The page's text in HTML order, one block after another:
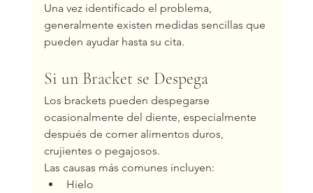
Una vez identificado el problema,
generalmente existen medidas sencillas que
pueden ayudar hasta su cita.
Si un Bracket se Despega
Los brackets pueden despegarse
ocasionalmente del diente, especialmente
después de comer alimentos duros,
crujientes o pegajosos.
Las causas más comunes incluyen:
Hielo